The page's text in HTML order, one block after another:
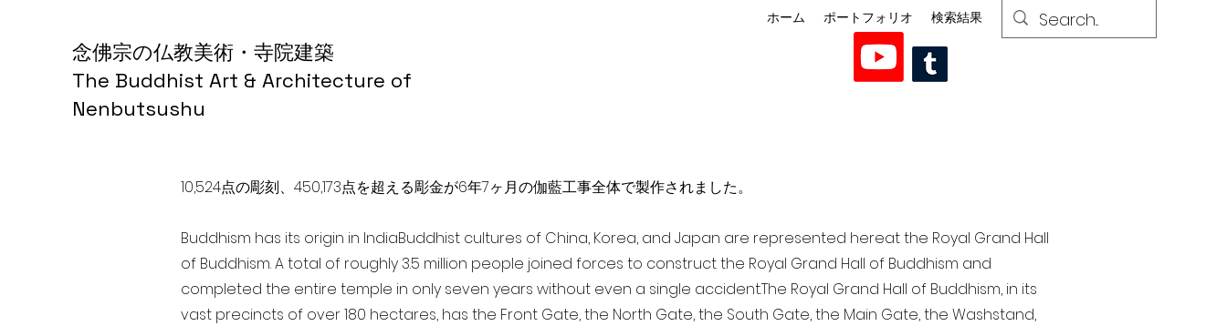
念佛宗の仏教美術・寺院建築
The Buddhist Art & Architecture of
Nenbutsushu
ホーム ポートフォリオ 検索結果
10,524点の彫刻、450,173点を超える彫金が6年7ヶ月の伽藍工事全体で製作されました。
Buddhism has its origin in India Buddhist cultures of China, Korea, and Japan are represented here at the Royal Grand Hall
of Buddhism. A total of roughly 3.5 million people joined forces to construct the Royal Grand Hall of Buddhism and
completed the entire temple in only seven years without even a single accident. The Royal Grand Hall of Buddhism, in its
vast precincts of over 180 hectares, has the Front Gate, the North Gate, the South Gate, the Main Gate, the Washstand,